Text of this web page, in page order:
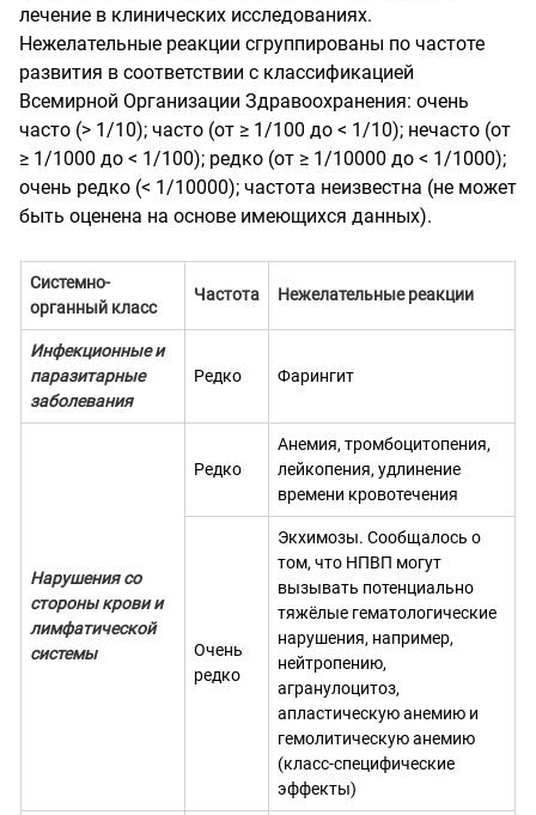
лечение в клинических исследованиях.
Нежелательные реакции сгруппированы по частоте
развития в соответствии с классификацией
Всемирной Организации Здравоохранения: очень
часто (> 1/10); часто (от ≥ 1/100 до < 1/10); нечасто (от
≥ 1/1000 до < 1/100); редко (от ≥ 1/10000 до < 1/1000);
очень редко (< 1/10000); частота неизвестна (не может
быть оценена на основе имеющихся данных).
Системно-
органный класс
Частота Нежелательные реакции
Инфекционные и
паразитарные
заболевания
Редко Фарингит
Нарушения со
стороны крови и
лимфатической
системы
Редко
Анемия, тромбоцитопения,
лейкопения, удлинение
времени кровотечения
Очень
редко
Экхимозы. Сообщалось о
том, что НПВП могут
вызывать потенциально
тяжёлые гематологические
нарушения, например,
нейтропению,
агранулоцитоз,
апластическую анемию и
гемолитическую анемию
(класс-специфические
эффекты)